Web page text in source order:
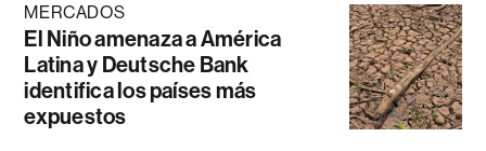
MERCADOS
El Niño amenaza a América
Latina y Deutsche Bank
identifica los países más
expuestos